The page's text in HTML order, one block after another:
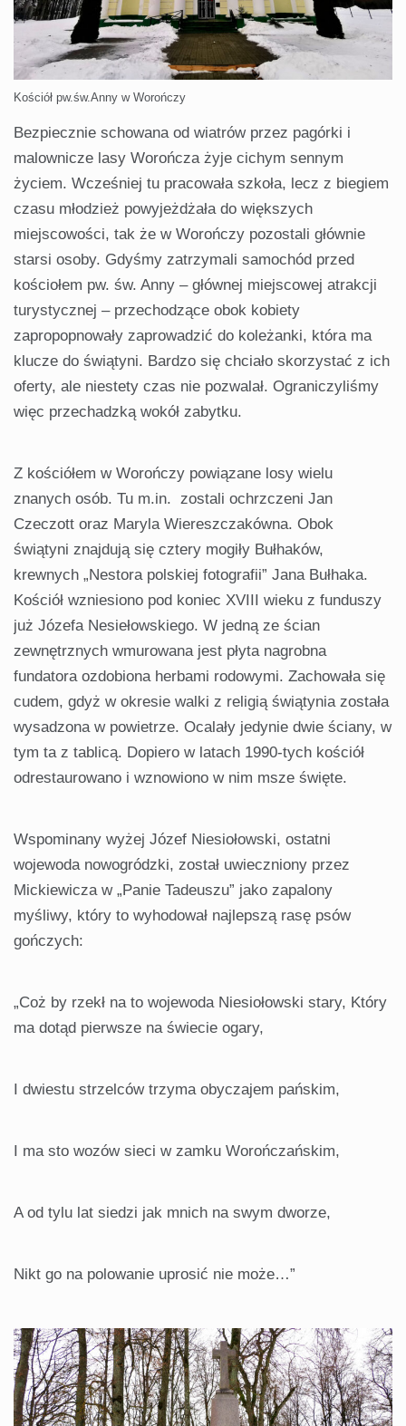
Kościół pw.św.Anny w Worończy
Bezpiecznie schowana od wiatrów przez pagórki i
malownicze lasy Worończa żyje cichym sennym
życiem. Wcześniej tu pracowała szkoła, lecz z biegiem
czasu młodzież powyjeżdżała do większych
miejscowości, tak że w Worończy pozostali głównie
starsi osoby. Gdyśmy zatrzymali samochód przed
kościołem pw. św. Anny – głównej miejscowej atrakcji
turystycznej – przechodzące obok kobiety
zapropopnowały zaprowadzić do koleżanki, która ma
klucze do świątyni. Bardzo się chciało skorzystać z ich
oferty, ale niestety czas nie pozwalał. Ograniczyliśmy
więc przechadzką wokół zabytku.
Z kościółem w Worończy powiązane losy wielu
znanych osób. Tu m.in. zostali ochrzczeni Jan
Czeczott oraz Maryla Wiereszczakówna. Obok
świątyni znajdują się cztery mogiły Bułhaków,
krewnych „Nestora polskiej fotografii” Jana Bułhaka.
Kościół wzniesiono pod koniec XVIII wieku z funduszy
już Józefa Nesiełowskiego. W jedną ze ścian
zewnętrznych wmurowana jest płyta nagrobna
fundatora ozdobiona herbami rodowymi. Zachowała się
cudem, gdyż w okresie walki z religią świątynia została
wysadzona w powietrze. Ocalały jedynie dwie ściany, w
tym ta z tablicą. Dopiero w latach 1990-tych kościół
odrestaurowano i wznowiono w nim msze święte.
Wspominany wyżej Józef Niesiołowski, ostatni
wojewoda nowogródzki, został uwieczniony przez
Mickiewicza w „Panie Tadeuszu” jako zapalony
myśliwy, który to wyhodował najlepszą rasę psów
gończych:
„Coż by rzekł na to wojewoda Niesiołowski stary, Który
ma dotąd pierwsze na świecie ogary,
I dwiestu strzelców trzyma obyczajem pańskim,
I ma sto wozów sieci w zamku Worończańskim,
A od tylu lat siedzi jak mnich na swym dworze,
Nikt go na polowanie uprosić nie może…”